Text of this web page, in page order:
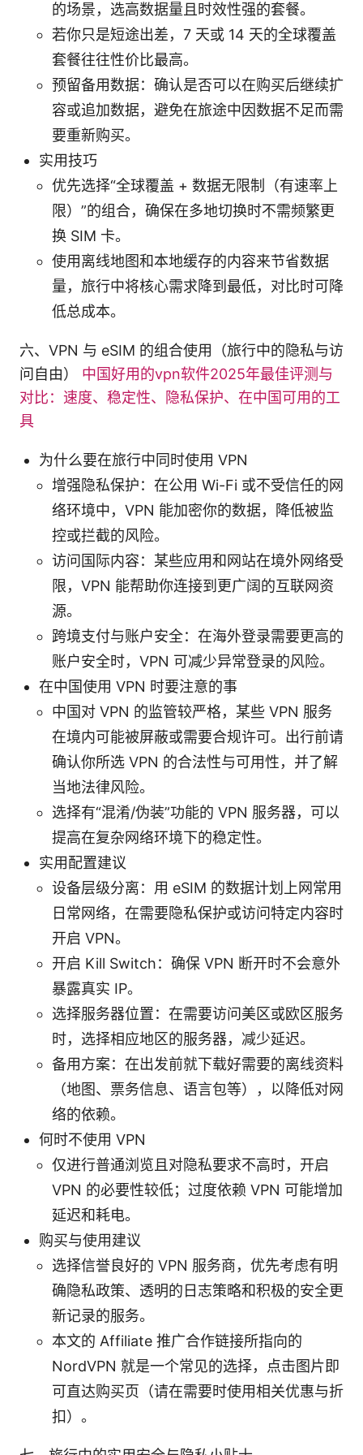
的场景，选高数据量且时效性强的套餐。
若你只是短途出差，7 天或 14 天的全球覆盖
套餐往往性价比最高。
预留备用数据：确认是否可以在购买后继续扩
容或追加数据，避免在旅途中因数据不足而需
要重新购买。
实用技巧
优先选择“全球覆盖 + 数据无限制（有速率上
限）”的组合，确保在多地切换时不需频繁更
换 SIM 卡。
使用离线地图和本地缓存的内容来节省数据
量，旅行中将核心需求降到最低，对比时可降
低总成本。
六、VPN 与 eSIM 的组合使用（旅行中的隐私与访
问自由） 中国好用的vpn软件2025年最佳评测与
对比：速度、稳定性、隐私保护、在中国可用的工
具
为什么要在旅行中同时使用 VPN
增强隐私保护：在公用 Wi-Fi 或不受信任的网
络环境中，VPN 能加密你的数据，降低被监
控或拦截的风险。
访问国际内容：某些应用和网站在境外网络受
限，VPN 能帮助你连接到更广阔的互联网资
源。
跨境支付与账户安全：在海外登录需要更高的
账户安全时，VPN 可减少异常登录的风险。
在中国使用 VPN 时要注意的事
中国对 VPN 的监管较严格，某些 VPN 服务
在境内可能被屏蔽或需要合规许可。出行前请
确认你所选 VPN 的合法性与可用性，并了解
当地法律风险。
选择有“混淆/伪装”功能的 VPN 服务器，可以
提高在复杂网络环境下的稳定性。
实用配置建议
设备层级分离：用 eSIM 的数据计划上网常用
日常网络，在需要隐私保护或访问特定内容时
开启 VPN。
开启 Kill Switch：确保 VPN 断开时不会意外
暴露真实 IP。
选择服务器位置：在需要访问美区或欧区服务
时，选择相应地区的服务器，减少延迟。
备用方案：在出发前就下载好需要的离线资料
（地图、票务信息、语言包等），以降低对网
络的依赖。
何时不使用 VPN
仅进行普通浏览且对隐私要求不高时，开启
VPN 的必要性较低；过度依赖 VPN 可能增加
延迟和耗电。
购买与使用建议
选择信誉良好的 VPN 服务商，优先考虑有明
确隐私政策、透明的日志策略和积极的安全更
新记录的服务。
本文的 Affiliate 推广合作链接所指向的
NordVPN 就是一个常见的选择，点击图片即
可直达购买页（请在需要时使用相关优惠与折
扣）。